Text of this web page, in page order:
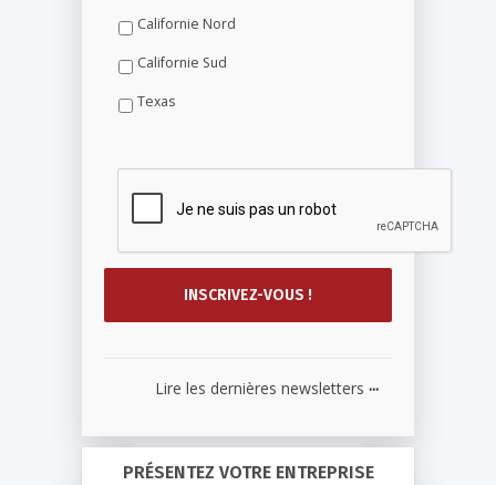
Californie Nord
Californie Sud
Texas
Lire les dernières newsletters ...
PRÉSENTEZ VOTRE ENTREPRISE